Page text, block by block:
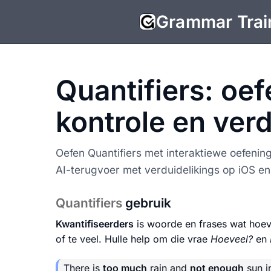
Grammar
Quantifiers:
kontrole en
Oefen Quantifiers met interaktiewe
AI-terugvoer met verduidelikings op iOS
Quantifiers gebruik
Kwantifiseerders is woorde en frases wat
of te veel. Hulle help om die vrae Hoeveel?en
There is too much rain and not enough sun